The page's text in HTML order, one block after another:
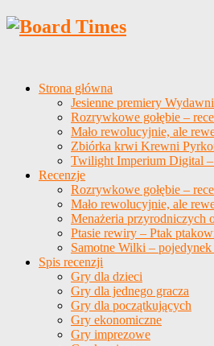
Strona główna
Jesienne premiery
Rozrywkowe gołębie –
Mało rewolucyjnie, ale
Zbiórka krwi Krewni
Twilight Imperium Digital –
Recenzje
Rozrywkowe gołębie –
Mało rewolucyjnie, ale
Menażeria przyrodniczych
Ptasie rewiry – Ptak
Samotne Wilki – pojedynek
Spis recenzji
Gry dla dzieci
Gry dla jednego gracza
Gry dla początkujących
Gry ekonomiczne
Gry imprezowe